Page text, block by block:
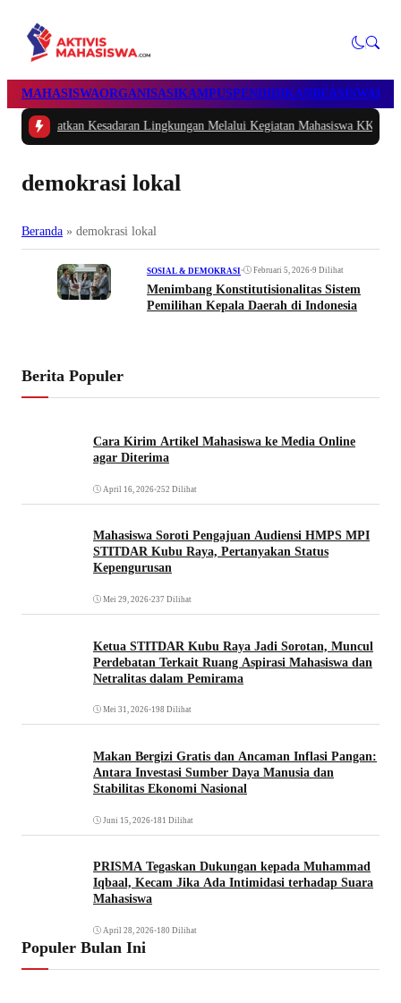
MAHASISWAORGANISASIKAMPUSPENDIDIKANBEASISWA
Kesadaran Lingkungan Melalui Kegiatan Mahasiswa KKN
demokrasi lokal
Beranda » demokrasi lokal
SOSIAL & DEMOKRASI • Februari 5, 2026•9 Dilihat
Menimbang Konstitutisionalitas Sistem
Pemilihan Kepala Daerah di Indonesia
Berita Populer
Cara Kirim Artikel Mahasiswa ke Media Online
agar Diterima
April 16, 2026•252 Dilihat
Mahasiswa Soroti Pengajuan Audiensi HMPS MPI
STITDAR Kubu Raya, Pertanyakan Status
Kepengurusan
Mei 29, 2026•237 Dilihat
Ketua STITDAR Kubu Raya Jadi Sorotan, Muncul
Perdebatan Terkait Ruang Aspirasi Mahasiswa dan
Netralitas dalam Pemirama
Mei 31, 2026•198 Dilihat
Makan Bergizi Gratis dan Ancaman Inflasi Pangan:
Antara Investasi Sumber Daya Manusia dan
Stabilitas Ekonomi Nasional
Juni 15, 2026•181 Dilihat
PRISMA Tegaskan Dukungan kepada Muhammad
Iqbaal, Kecam Jika Ada Intimidasi terhadap Suara
Mahasiswa
April 28, 2026•180 Dilihat
Populer Bulan Ini